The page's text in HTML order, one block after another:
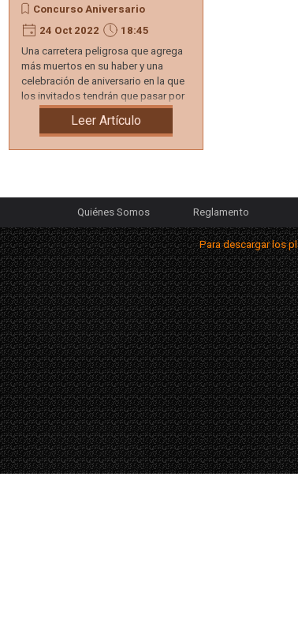
Concurso Aniversario
24 Oct 2022
18:45
Una carretera peligrosa que agrega
más muertos en su haber y una
celebración de aniversario en la que
los invitados tendrán que pasar por
ella + un hotel...
Leer Artículo
Quiénes Somos Reglamento
Para descargar los playlist